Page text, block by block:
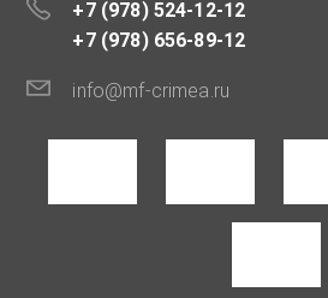
+7 (978) 524-12-12
+7 (978) 656-89-12
info@mf-crimea.ru